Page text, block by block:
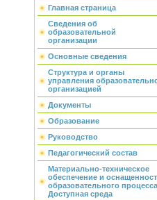
Главная страница
Сведения об
образовательной
организации
Основные сведения
Структура и органы
управления
организацией
Документы
Образование
Руководство
Педагогический состав
Материально-техническое
обеспечение и
образовательного
Доступная среда